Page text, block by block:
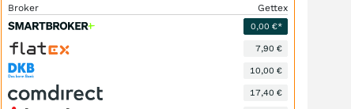
Broker Gettex
0,00 €*
7,90 €
10,00 €
17,40 €